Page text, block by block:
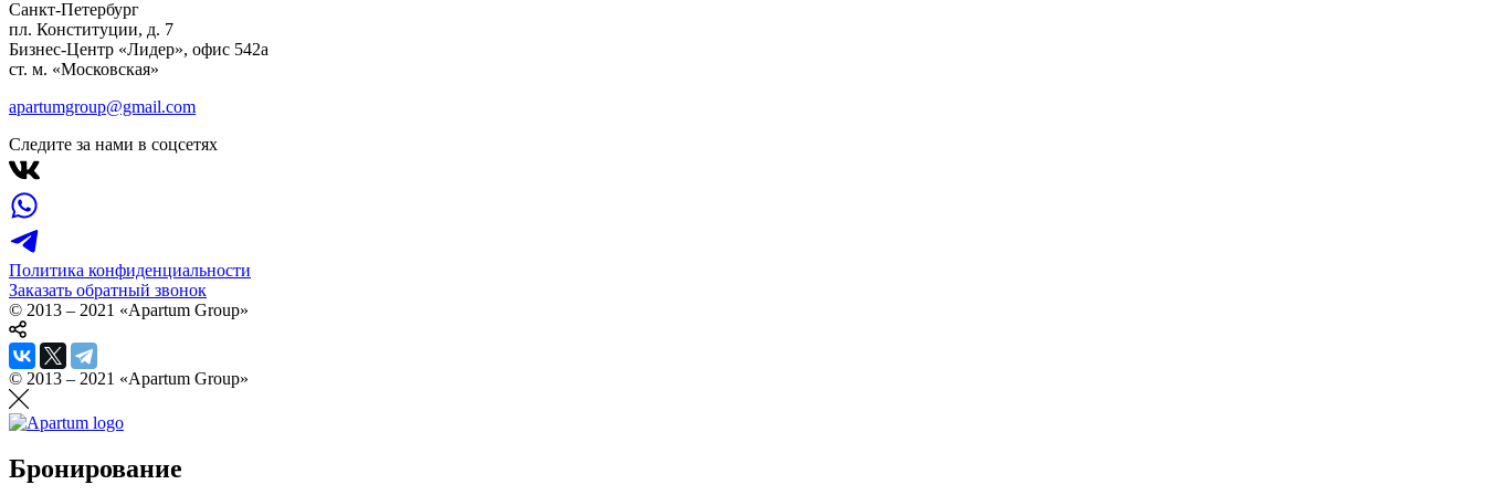
Санкт-Петербург
пл. Конституции, д. 7
Бизнес-Центр «Лидер», офис 542a
ст. м. «Московская»
apartumgroup@gmail.com
Следите за нами в соцсетях
Политика конфиденциальности
Заказать обратный звонок
© 2013 – 2021 «Apartum Group»
© 2013 – 2021 «Apartum Group»
Бронирование